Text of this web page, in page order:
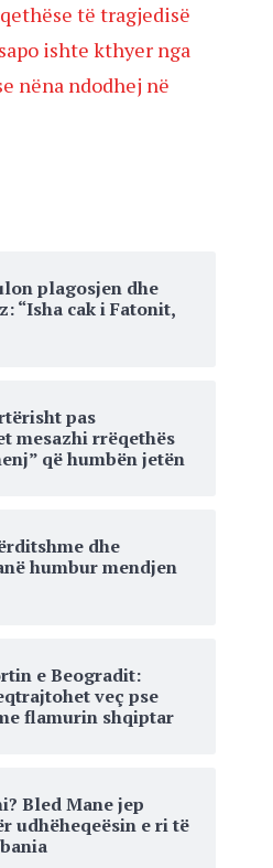
të tragjedisë
ishte kthyer nga
nëna ndodhej në
plagosjen dhe
“Isha cak i Fatonit,
pas
mesazhi rrëqethës
që humbën jetën
dhe
humbur mendjen
e Beogradit:
veç pse
flamurin shqiptar
Bled Mane jep
udhëheqeësin e ri të